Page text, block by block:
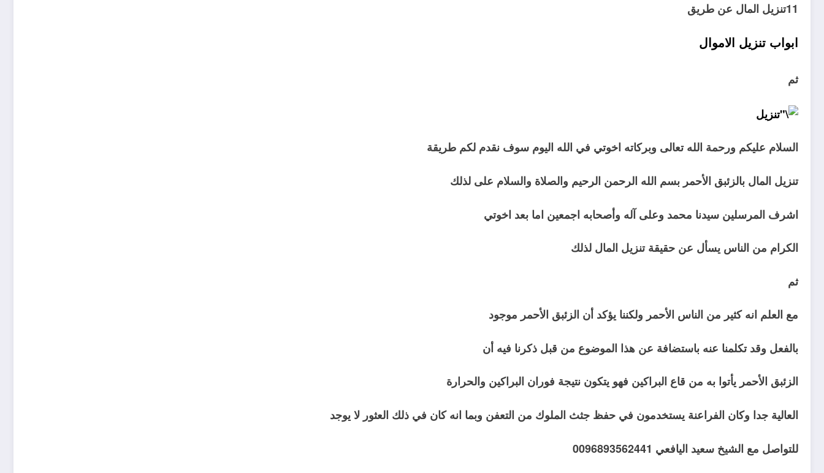
11تنزيل المال عن طريق
ابواب تنزيل الاموال
ثم
‏السلام عليكم ورحمة الله تعالى وبركاته اخوتي في الله اليوم سوف نقدم لكم طريقة
تنزيل المال بالزئبق الأحمر بسم الله الرحمن الرحيم والصلاة والسلام على لذلك
اشرف المرسلين سيدنا محمد وعلى آله وأصحابه اجمعين اما بعد اخوتي
الكرام من الناس يسأل عن حقيقة تنزيل المال لذلك
ثم
مع العلم انه كثير من الناس الأحمر ولكننا يؤكد أن الزئبق الأحمر موجود
بالفعل وقد تكلمنا عنه باستضافة عن هذا الموضوع من قبل ذكرنا فيه أن
الزئبق الأحمر يأتوا به من قاع البراكين فهو يتكون نتيجة فوران البراكين والحرارة
العالية جدا وكان الفراعنة يستخدمون في حفظ جثث الملوك من التعفن وبما انه كان في ذلك العثور لا يوجد
للتواصل مع الشيخ سعيد اليافعي 0096893562441